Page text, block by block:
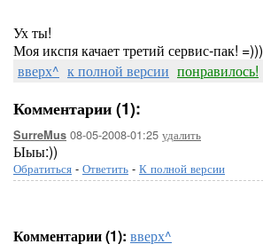
Ух ты!
Моя икспя качает третий сервис-пак! =)))
вверх^ к полной версии понравилось!
Комментарии (1):
SurreMus 08-05-2008-01:25 удалить
Ыыы:))
Обратиться - Ответить - К полной версии
Комментарии (1): вверх^